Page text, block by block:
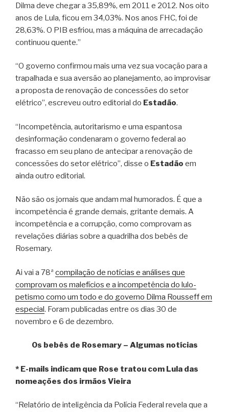
Dilma deve chegar a 35,89%, em 2011 e 2012. Nos oito
anos de Lula, ficou em 34,03%. Nos anos FHC, foi de
28,63%. O PIB esfriou, mas a máquina de arrecadação
continuou quente.”
“O governo confirmou mais uma vez sua vocação para a
trapalhada e sua aversão ao planejamento, ao improvisar
a proposta de renovação de concessões do setor
elétrico”, escreveu outro editorial do Estadão.
“Incompetência, autoritarismo e uma espantosa
desinformação condenaram o governo federal ao
fracasso em seu plano de antecipar a renovação de
concessões do setor elétrico”, disse o Estadão em
ainda outro editorial.
Não são os jornais que andam mal humorados. É que a
incompetência é grande demais, gritante demais. A
incompetência e a corrupção, como comprovam as
revelações diárias sobre a quadrilha dos bebês de
Rosemary.
Ai vai a 78ª compilação de notícias e análises que
comprovam os malefícios e a incompetência do lulo-
petismo como um todo e do governo Dilma Rousseff em
especial. Foram publicadas entre os dias 30 de
novembro e 6 de dezembro.
Os bebês de Rosemary – Algumas notícias
* E-mails indicam que Rose tratou com Lula das
nomeações dos irmãos Vieira
“Relatório de inteligência da Polícia Federal revela que a